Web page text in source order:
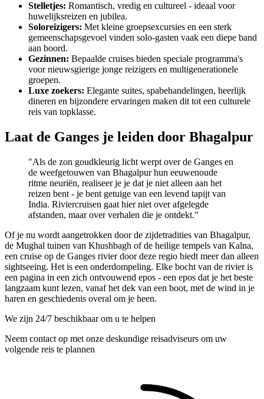
Stelletjes: Romantisch, vredig en cultureel - ideaal voor
huwelijksreizen en jubilea.
Soloreizigers: Met kleine groepsexcursies en een sterk
gemeenschapsgevoel vinden solo-gasten vaak een diepe band
aan boord.
Gezinnen: Bepaalde cruises bieden speciale programma's
voor nieuwsgierige jonge reizigers en multigenerationele
groepen.
Luxe zoekers: Elegante suites, spabehandelingen, heerlijk
dineren en bijzondere ervaringen maken dit tot een culturele
reis van topklasse.
Laat de Ganges je leiden door Bhagalpur
"Als de zon goudkleurig licht werpt over de Ganges en
de weefgetouwen van Bhagalpur hun eeuwenoude
ritme neuriën, realiseer je je dat je niet alleen aan het
reizen bent - je bent getuige van een levend tapijt van
India. Riviercruisen gaat hier niet over afgelegde
afstanden, maar over verhalen die je ontdekt."
Of je nu wordt aangetrokken door de zijdetradities van Bhagalpur,
de Mughal tuinen van Khushbagh of de heilige tempels van Kalna,
een cruise op de Ganges rivier door deze regio biedt meer dan alleen
sightseeing. Het is een onderdompeling. Elke bocht van de rivier is
een pagina in een zich ontvouwend epos - een epos dat je het beste
langzaam kunt lezen, vanaf het dek van een boot, met de wind in je
haren en geschiedenis overal om je heen.
We zijn 24/7 beschikbaar om u te helpen
Neem contact op met onze deskundige reisadviseurs om uw
volgende reis te plannen